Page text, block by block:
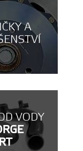
A
VODY